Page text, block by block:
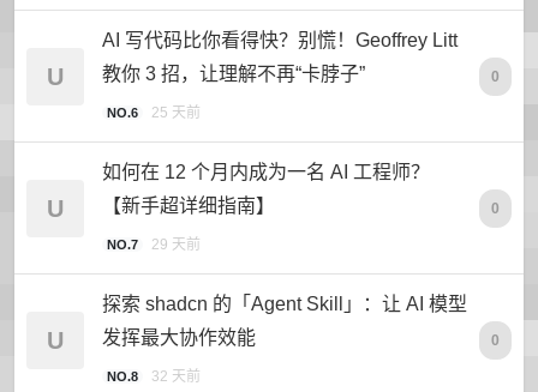
U
AI 写代码比你看得快？别慌！Geoffrey Litt
教你 3 招，让理解不再“卡脖子”
NO.6 25 天前
0
U
如何在 12 个月内成为一名 AI 工程师？
【新手超详细指南】
NO.7 29 天前
0
U
探索 shadcn 的「Agent Skill」：让 AI 模型
发挥最大协作效能
NO.8 32 天前
0